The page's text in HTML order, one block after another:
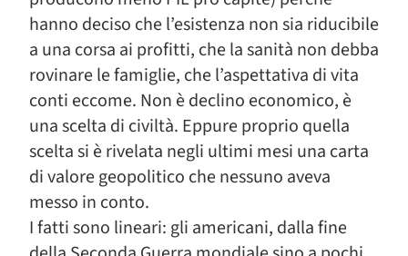
hanno deciso che l’esistenza non sia riducibile
a una corsa ai profitti, che la sanità non debba
rovinare le famiglie, che l’aspettativa di vita
conti eccome. Non è declino economico, è
una scelta di civiltà. Eppure proprio quella
scelta si è rivelata negli ultimi mesi una carta
di valore geopolitico che nessuno aveva
messo in conto.
I fatti sono lineari: gli americani, dalla fine